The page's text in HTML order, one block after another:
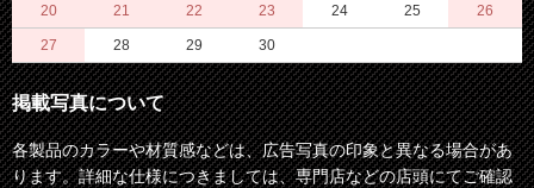
20 21 22 23 24 25 26
27 28 29 30
掲載写真について
各製品のカラーや材質感などは、広告写真の印象と異なる場合があ
ります。詳細な仕様につきましては、専門店などの店頭にてご確認